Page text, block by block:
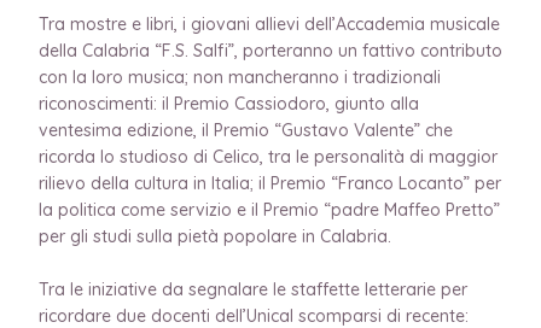
Tra mostre e libri, i giovani allievi dell’Accademia musicale
della Calabria “F.S. Salfi”, porteranno un fattivo contributo
con la loro musica; non mancheranno i tradizionali
riconoscimenti: il Premio Cassiodoro, giunto alla
ventesima edizione, il Premio “Gustavo Valente” che
ricorda lo studioso di Celico, tra le personalità di maggior
rilievo della cultura in Italia; il Premio “Franco Locanto” per
la politica come servizio e il Premio “padre Maffeo Pretto”
per gli studi sulla pietà popolare in Calabria.
Tra le iniziative da segnalare le staffette letterarie per
ricordare due docenti dell’Unical scomparsi di recente: